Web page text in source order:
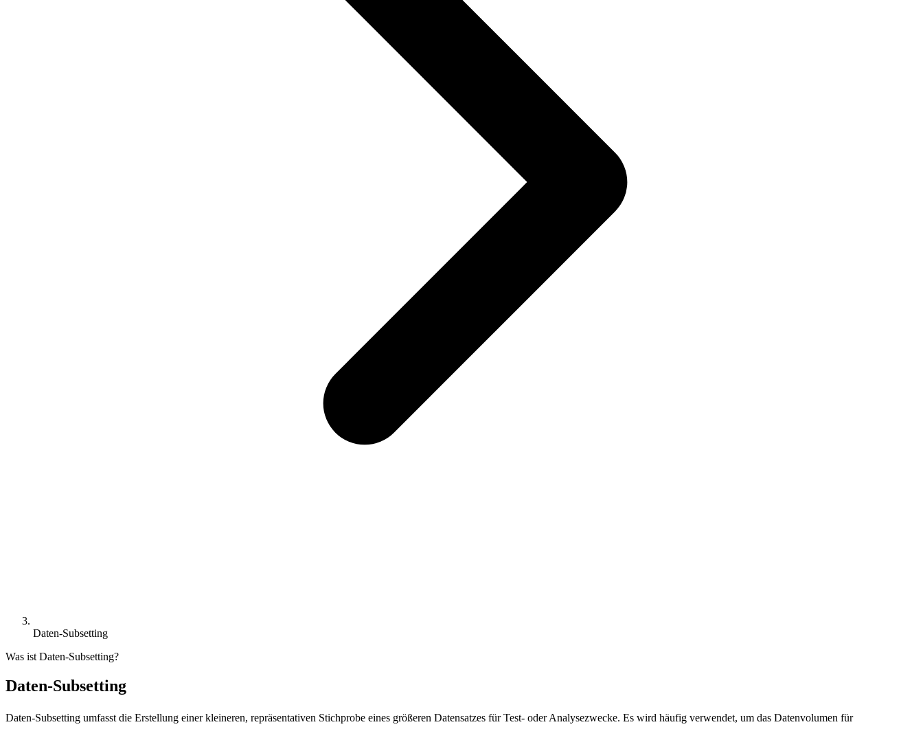
Daten-Subsetting
Was ist Daten-Subsetting?
Daten-Subsetting
Daten-Subsetting umfasst die Erstellung einer kleineren, repräsentativen Stichprobe eines größeren Datensatzes für Test- oder Analysezwecke. Es wird häufig verwendet, um das Datenvolumen für